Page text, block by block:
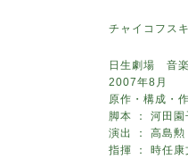
チャイコフス
日生劇場 音楽
2007年8月
原作・構成・
脚本 ： 河田園
演出 ： 高島勲
指揮 ： 時任康